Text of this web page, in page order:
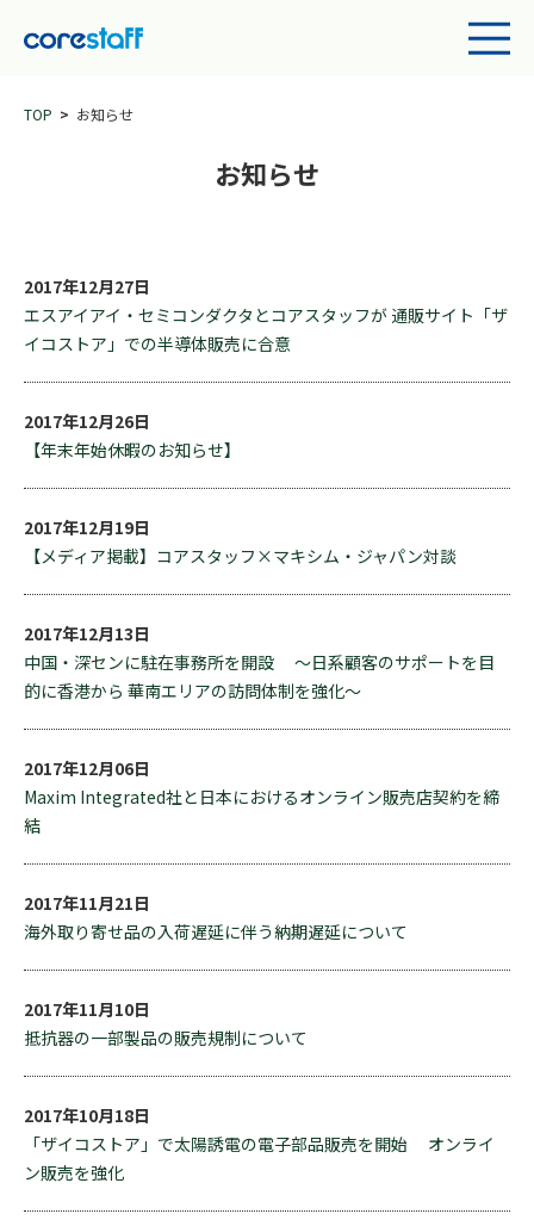
TOP お知らせ
お知らせ
2017年12月27日
エスアイアイ・セミコンダクタとコアスタッフが 通販サイト「ザ
イコストア」での半導体販売に合意
2017年12月26日
【年末年始休暇のお知らせ】
2017年12月19日
【メディア掲載】コアスタッフ×マキシム・ジャパン対談
2017年12月13日
中国・深センに駐在事務所を開設 ～日系顧客のサポートを目
的に香港から 華南エリアの訪問体制を強化～
2017年12月06日
Maxim Integrated社と日本におけるオンライン販売店契約を締
結
2017年11月21日
海外取り寄せ品の入荷遅延に伴う納期遅延について
2017年11月10日
抵抗器の一部製品の販売規制について
2017年10月18日
「ザイコストア」で太陽誘電の電子部品販売を開始 オンライ
ン販売を強化